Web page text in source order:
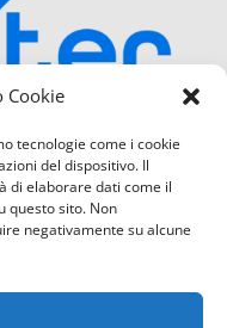
Cookie
tecnologie come i cookie
del dispositivo. Il
di elaborare dati come il
questo sito. Non
negativamente su alcune